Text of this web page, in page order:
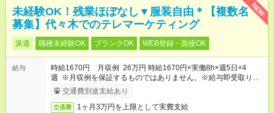
NEW
未経験OK！残業ほぼなし▼服装自由＊【複数名
募集】代々木でのテレマーケティング
派遣 職種未経験OK ブランクOK WEB登録・面接OK
給与
時給1670円 月収例 26万円 時給1670円×実働8h×週5日×4
週 ※月収例を保証するものではありません。※給与即受取りサ
ービス利用可（利用条件有）
交通費別途支給あり
交通費 1ヶ月3万円を上限として実費支給